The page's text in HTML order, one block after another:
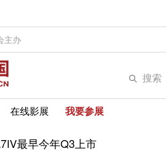
主办
搜索
在线影展 我要参展
最早今年Q3上市